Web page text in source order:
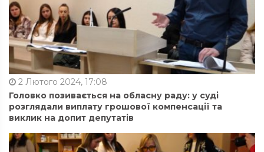
2 Лютого 2024, 17:08
Головко позивається на обласну раду: у суді
розглядали виплату грошової компенсації та
виклик на допит депутатів